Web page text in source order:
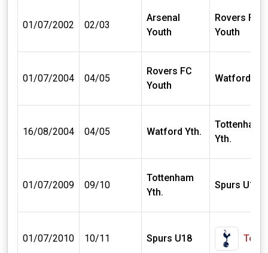
01/07/2002 02/03
Arsenal
Youth
Rovers FC
Youth
01/07/2004 04/05
Rovers FC
Youth
Watford
16/08/2004 04/05 Watford Yth.
Tottenham
Yth.
01/07/2009 09/10
Tottenham
Yth.
Spurs U18
01/07/2010 10/11 Spurs U18